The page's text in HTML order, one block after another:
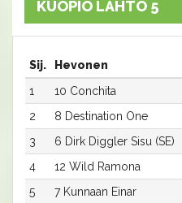
KUOPIO LÄHTÖ 5
Sij. Hevonen
1
10 Conchita
2
8 Destination One
3
6 Dirk Diggler Sisu (SE)
4
12 Wild Ramona
5
7 Kunnaan Einar